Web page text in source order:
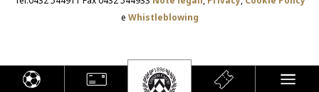
e Whistleblowing